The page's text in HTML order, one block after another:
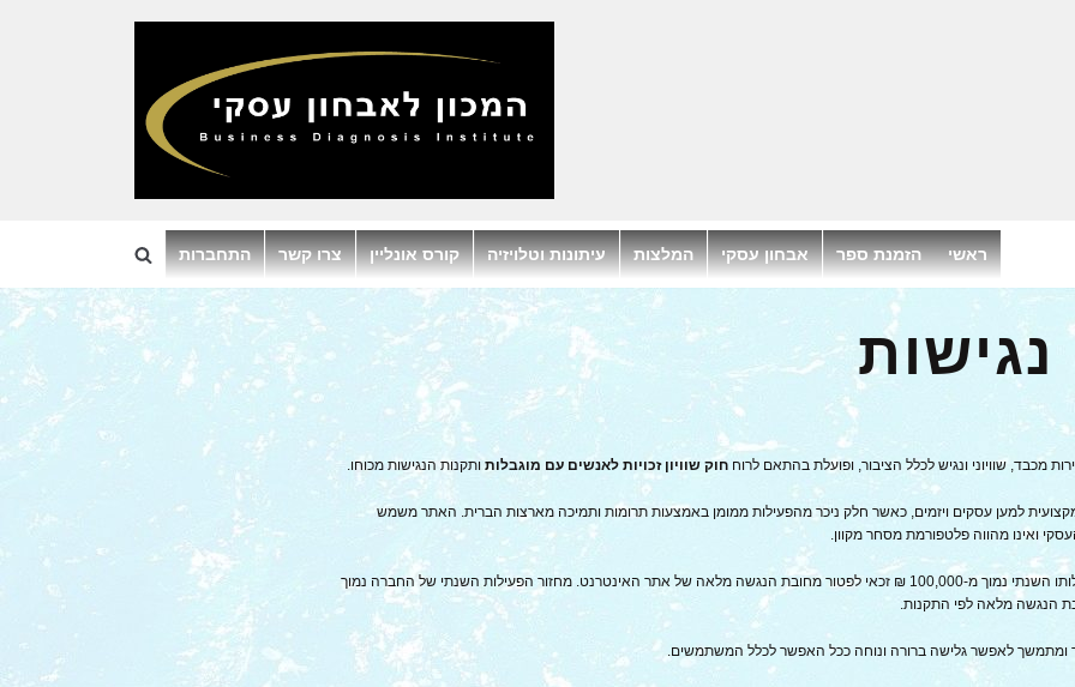
ראשי הזמנת ספר אבחון עסקי המלצות עיתונות וטלויזיה קורס אונליין צרו קשר התחברות
מכבד, שוויוני ונגיש לכלל הציבור, ופועלת בהתאם לרוחחוק שוויון זכויות לאנשים עם מוגבלות ותקנות הנגישות מכוחו.
למען עסקים ויזמים, כאשר חלק ניכר מהפעילות ממומן באמצעות תרומות ותמיכה מארצות הברית. האתר משמש
ואינו מהווה פלטפורמת מסחר מקוון.
בהתאם לתקנות, עסק שמחזור פעילותו השנתי נמוך מ-100,000 ₪ זכאי לפטור מחובת הנגשה מלאה של אתר האינטרנט. מחזור הפעילות השנתי של החברה נמוך
הנגשה מלאה לפי התקנות.
ומתמשך לאפשר גלישה ברורה ונוחה ככל האפשר לכלל המשתמשים.